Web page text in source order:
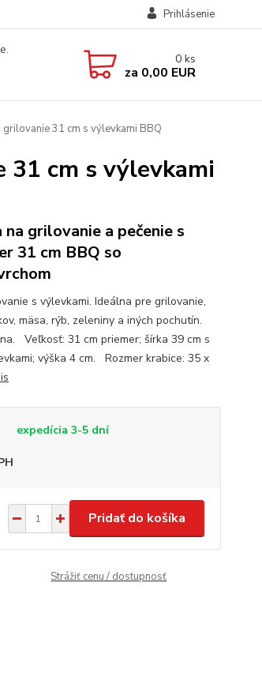
Prihlásenie
0 ks
za 0,00 EUR
31 cm s výlevkami BBQ
31 cm s výlevkami
grilovanie a pečenie s
31 cm BBQ so
s výlevkami. Ideálna pre grilovanie,
mäsa, rýb, zeleniny a iných pochutín.
Veľkosť: 31 cm priemer; šírka 39 cm s
výška 4 cm. Rozmer krabice: 35 x
expedícia 3-5 dní
Pridať do košíka
Strážiť cenu / dostupnosť